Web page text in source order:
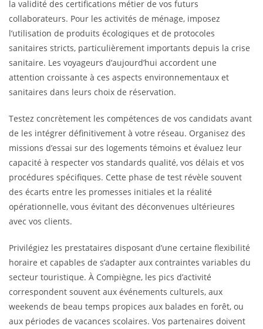
la validité des certifications métier de vos futurs
collaborateurs. Pour les activités de ménage, imposez
l’utilisation de produits écologiques et de protocoles
sanitaires stricts, particulièrement importants depuis la crise
sanitaire. Les voyageurs d’aujourd’hui accordent une
attention croissante à ces aspects environnementaux et
sanitaires dans leurs choix de réservation.
Testez concrètement les compétences de vos candidats avant
de les intégrer définitivement à votre réseau. Organisez des
missions d’essai sur des logements témoins et évaluez leur
capacité à respecter vos standards qualité, vos délais et vos
procédures spécifiques. Cette phase de test révèle souvent
des écarts entre les promesses initiales et la réalité
opérationnelle, vous évitant des déconvenues ultérieures
avec vos clients.
Privilégiez les prestataires disposant d’une certaine flexibilité
horaire et capables de s’adapter aux contraintes variables du
secteur touristique. À Compiègne, les pics d’activité
correspondent souvent aux événements culturels, aux
weekends de beau temps propices aux balades en forêt, ou
aux périodes de vacances scolaires. Vos partenaires doivent